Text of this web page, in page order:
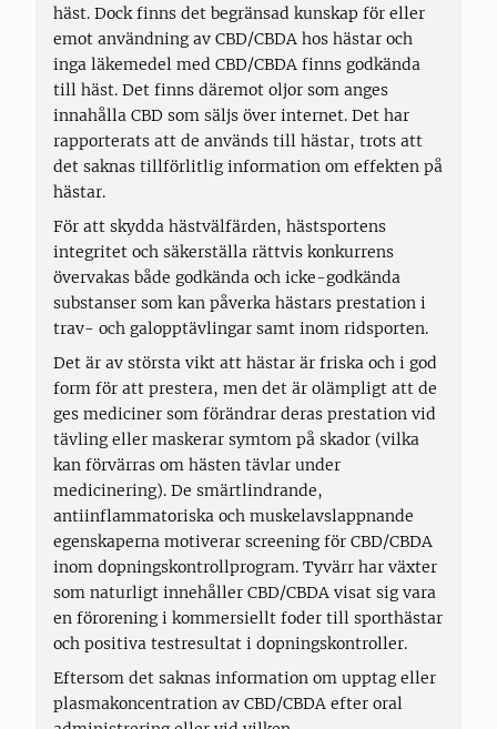
häst. Dock finns det begränsad kunskap för eller
emot användning av CBD/CBDA hos hästar och
inga läkemedel med CBD/CBDA finns godkända
till häst. Det finns däremot oljor som anges
innahålla CBD som säljs över internet. Det har
rapporterats att de används till hästar, trots att
det saknas tillförlitlig information om effekten på
hästar.
För att skydda hästvälfärden, hästsportens
integritet och säkerställa rättvis konkurrens
övervakas både godkända och icke-godkända
substanser som kan påverka hästars prestation i
trav- och galopptävlingar samt inom ridsporten.
Det är av största vikt att hästar är friska och i god
form för att prestera, men det är olämpligt att de
ges mediciner som förändrar deras prestation vid
tävling eller maskerar symtom på skador (vilka
kan förvärras om hästen tävlar under
medicinering). De smärtlindrande,
antiinflammatoriska och muskelavslappnande
egenskaperna motiverar screening för CBD/CBDA
inom dopningskontrollprogram. Tyvärr har växter
som naturligt innehåller CBD/CBDA visat sig vara
en förorening i kommersiellt foder till sporthästar
och positiva testresultat i dopningskontroller.
Eftersom det saknas information om upptag eller
plasmakoncentration av CBD/CBDA efter oral